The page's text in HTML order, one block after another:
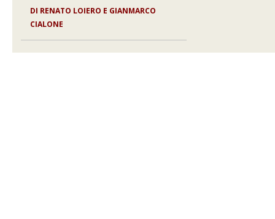
DI RENATO LOIERO E GIANMARCO
CIALONE